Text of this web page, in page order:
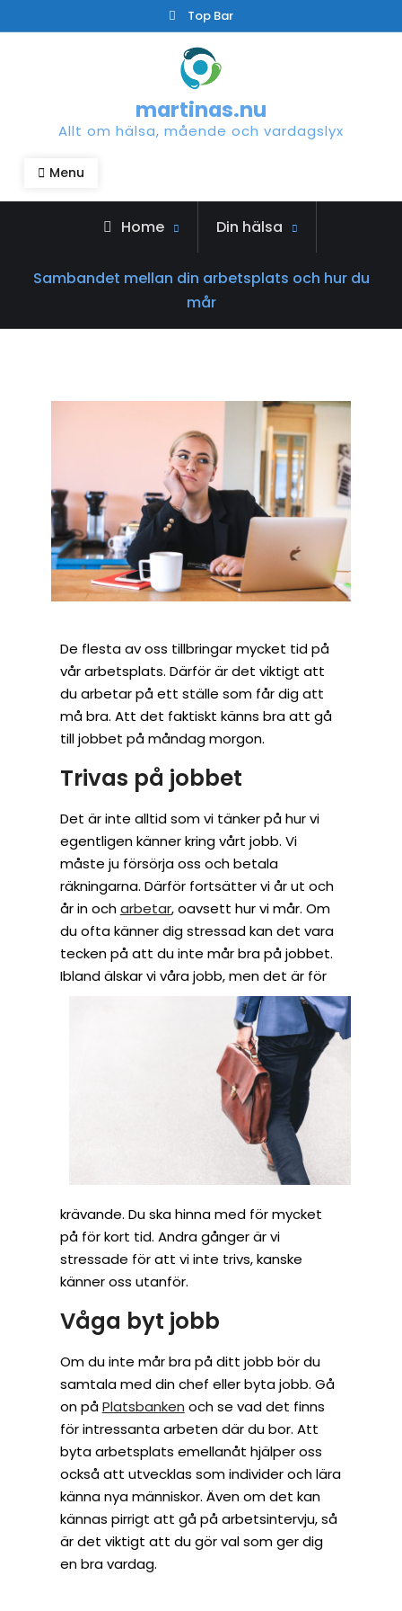
to
Top Bar
martinas.nu
Allt om hälsa, mående och vardagslyx
Menu
Home Din hälsa
Sambandet mellan din arbetsplats och hur du
mår
De flesta av oss tillbringar mycket tid på
vår arbetsplats. Därför är det viktigt att
du arbetar på ett ställe som får dig att
må bra. Att det faktiskt känns bra att gå
till jobbet på måndag morgon.
Trivas på jobbet
Det är inte alltid som vi tänker på hur vi
egentligen känner kring vårt jobb. Vi
måste ju försörja oss och betala
räkningarna. Därför fortsätter vi år ut och
år in ocharbetar, oavsett hur vi mår. Om
du ofta känner dig stressad kan det vara
tecken på att du inte mår bra på jobbet.
Ibland älskar vi våra jobb, men det är för
krävande. Du ska hinna med för mycket
på för kort tid. Andra gånger är vi
stressade för att vi inte trivs, kanske
känner oss utanför.
Våga byt jobb
Om du inte mår bra på ditt jobb bör du
samtala med din chef eller byta jobb. Gå
on påPlatsbanken och se vad det finns
för intressanta arbeten där du bor. Att
byta arbetsplats emellanåt hjälper oss
också att utvecklas som individer och lära
känna nya människor. Även om det kan
kännas pirrigt att gå på arbetsintervju, så
är det viktigt att du gör val som ger dig
en bra vardag.